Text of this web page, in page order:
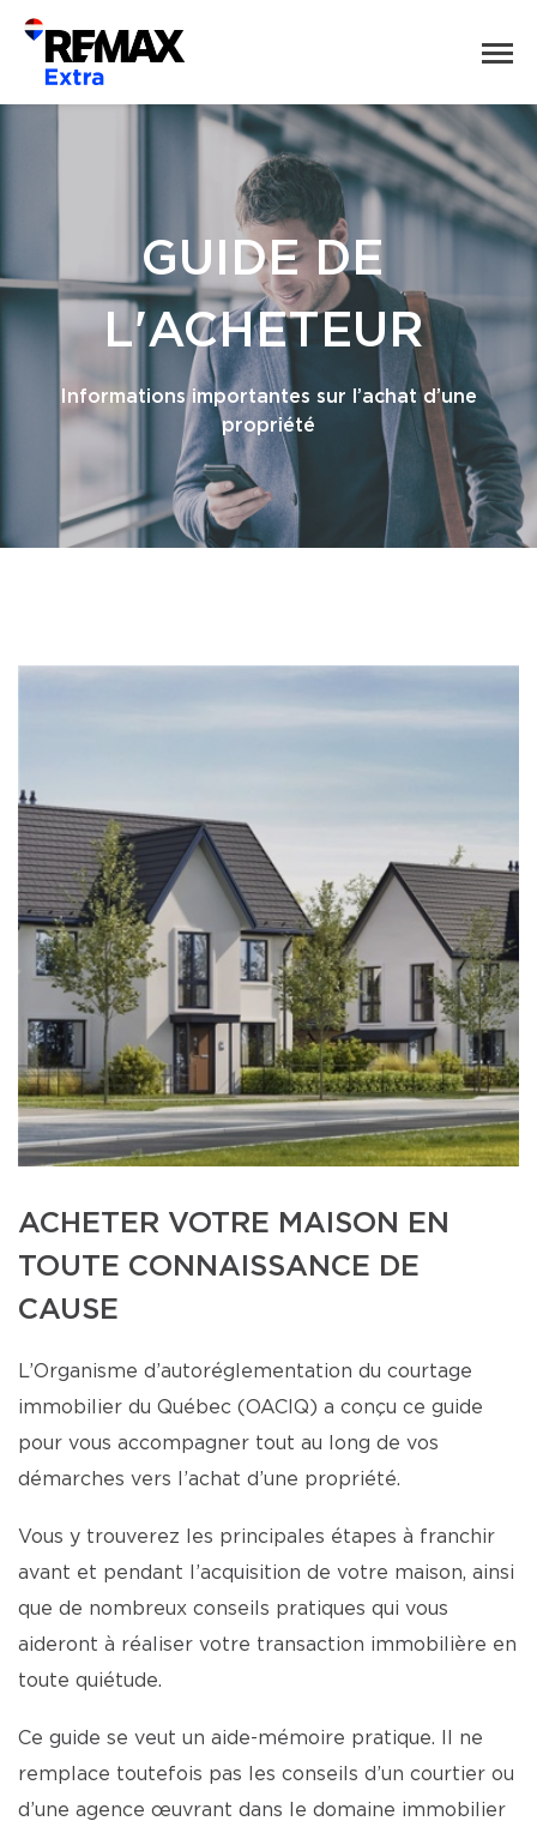
GUIDE DE
L'ACHETEUR
Informations importantes sur l’achat d’une
propriété
ACHETER VOTRE MAISON EN
TOUTE CONNAISSANCE DE
CAUSE
L’Organisme d’autoréglementation du courtage
immobilier du Québec (OACIQ) a conçu ce guide
pour vous accompagner tout au long de vos
démarches vers l’achat d’une propriété.
Vous y trouverez les principales étapes à franchir
avant et pendant l’acquisition de votre maison, ainsi
que de nombreux conseils pratiques qui vous
aideront à réaliser votre transaction immobilière en
toute quiétude.
Ce guide se veut un aide-mémoire pratique. Il ne
remplace toutefois pas les conseils d’un courtier ou
d’une agence œuvrant dans le domaine immobilier